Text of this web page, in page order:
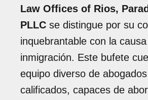
Law Offices of Rios,
PLLC se distingue por su
inquebrantable con la
inmigración. Este bufete
equipo diverso de
calificados, capaces de